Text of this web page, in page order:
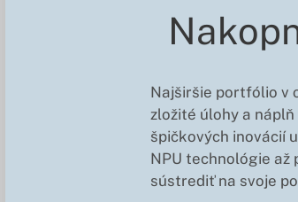
Najširšie portfólio v
zložité úlohy a
špičkových inovácií
NPU technológie až
sústrediť na svoje